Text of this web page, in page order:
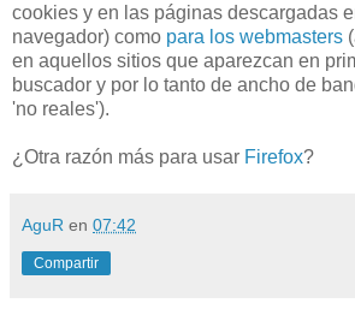
cookies y en las páginas descargadas
navegador) como para los webmasters
en aquellos sitios que aparezcan en
buscador y por lo tanto de ancho de
'no reales').
¿Otra razón más para usar Firefox?
AguR en 07:42
Compartir